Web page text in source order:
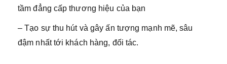
tầm đẳng cấp thương hiệu của bạn
– Tạo sự thu hút và gây ấn tượng mạnh mẽ, sâu
đậm nhất tới khách hàng, đối tác.